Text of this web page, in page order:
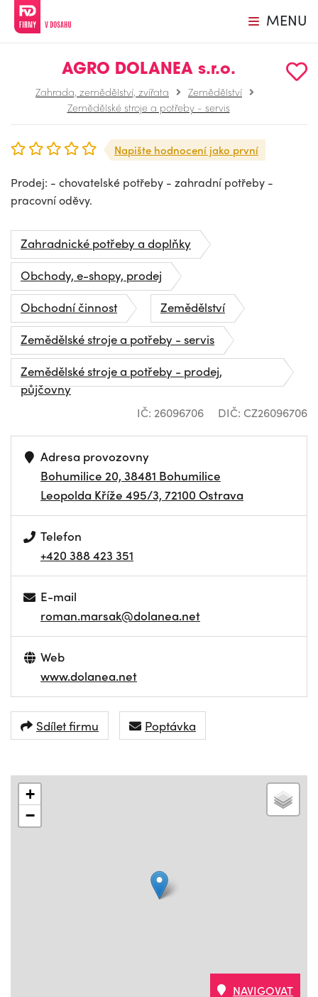
MENU
AGRO DOLANEA s.r.o.
Zahrada, zemědělství, zvířata
Zemědělství
Zemědělské stroje a potřeby - servis
Napište hodnocení jako první
Prodej: - chovatelské potřeby - zahradní potřeby -
pracovní oděvy.
Zahradnické potřeby a doplňky
Obchody, e-shopy, prodej
Obchodní činnost
Zemědělství
Zemědělské stroje a potřeby - servis
Zemědělské stroje a potřeby - prodej,
půjčovny
IČ: 26096706 DIČ: CZ26096706
Adresa provozovny
Bohumilice 20, 38481 Bohumilice
Leopolda Kříže 495/3, 72100 Ostrava
Telefon
+420 388 423 351
E-mail
roman.marsak@dolanea.net
Web
www.dolanea.net
Sdílet firmu Poptávka
+
−
NAVIGOVAT